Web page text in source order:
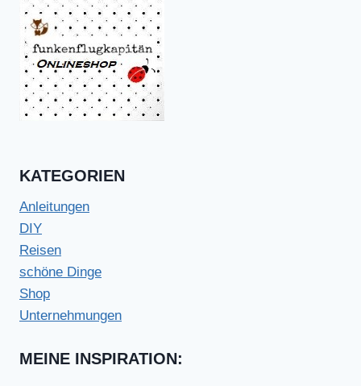
KATEGORIEN
Anleitungen
DIY
Reisen
schöne Dinge
Shop
Unternehmungen
MEINE INSPIRATION: